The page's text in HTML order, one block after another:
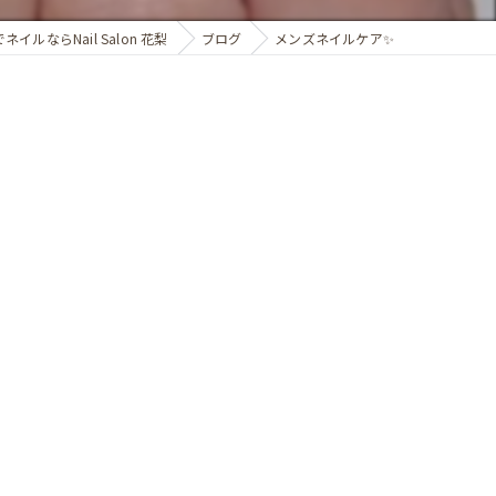
ネイルならNail Salon 花梨 ブログ メンズネイルケア✨️